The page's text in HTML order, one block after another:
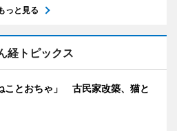
っと見る
経トピックス
ことおちゃ」 古民家改築、猫と